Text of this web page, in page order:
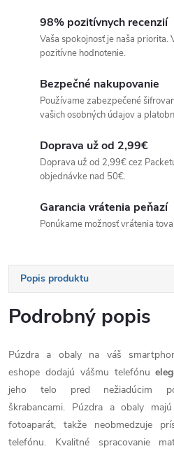
98% pozitívnych recenzií
Vaša spokojnosť je naša priorita.
pozitívne hodnotenie.
Bezpečné nakupovanie
Používame zabezpečené
vašich osobných údajov a
Doprava už od 2,99€
Doprava už od 2,99€ cez
objednávke nad 50€.
Garancia vrátenia peňazí
Ponúkame možnosť vrátenia
Popis produktu
Podrobný popis
Púzdra a obaly na váš
eshope dodajú vášmu telefónu
jeho telo pred nežiadúcim
škrabancami. Púzdra a obaly
fotoaparát, takže neobmedzuje
telefónu. Kvalitné spracovanie